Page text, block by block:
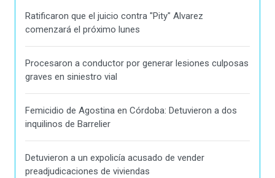
Ratificaron que el juicio contra "Pity" Alvarez
comenzará el próximo lunes
Procesaron a conductor por generar lesiones culposas
graves en siniestro vial
Femicidio de Agostina en Córdoba: Detuvieron a dos
inquilinos de Barrelier
Detuvieron a un expolicía acusado de vender
preadjudicaciones de viviendas